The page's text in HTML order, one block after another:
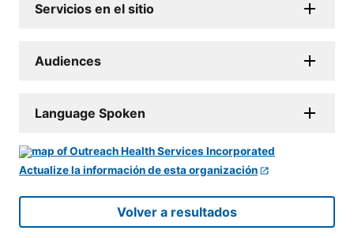
Servicios en el sitio
Audiences
Language Spoken
Actualize la información de esta organización
Volver a resultados